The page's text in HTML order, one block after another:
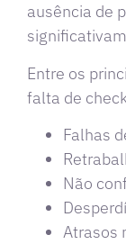
ausência de
Entre os
falta de
Falhas
Não
Atrasos